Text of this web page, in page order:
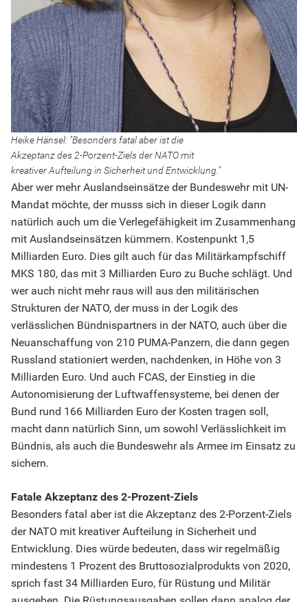
Heike Hänsel: "Besonders fatal aber ist die
Akzeptanz des 2-Porzent-Ziels der NATO mit
kreativer Aufteilung in Sicherheit und Entwicklung."
Aber wer mehr Auslandseinsätze der Bundeswehr mit UN-
Mandat möchte, der musss sich in dieser Logik dann
natürlich auch um die Verlegefähigkeit im Zusammenhang
mit Auslandseinsätzen kümmern. Kostenpunkt 1,5
Milliarden Euro. Dies gilt auch für das Militärkampfschiff
MKS 180, das mit 3 Milliarden Euro zu Buche schlägt. Und
wer auch nicht mehr raus will aus den militärischen
Strukturen der NATO, der muss in der Logik des
verlässlichen Bündnispartners in der NATO, auch über die
Neuanschaffung von 210 PUMA-Panzern, die dann gegen
Russland stationiert werden, nachdenken, in Höhe von 3
Milliarden Euro. Und auch FCAS, der Einstieg in die
Autonomisierung der Luftwaffensysteme, bei denen der
Bund rund 166 Milliarden Euro der Kosten tragen soll,
macht dann natürlich Sinn, um sowohl Verlässlichkeit im
Bündnis, als auch die Bundeswehr als Armee im Einsatz zu
sichern.
Fatale Akzeptanz des 2-Prozent-Ziels
Besonders fatal aber ist die Akzeptanz des 2-Porzent-Ziels
der NATO mit kreativer Aufteilung in Sicherheit und
Entwicklung. Dies würde bedeuten, dass wir regelmäßig
mindestens 1 Prozent des Bruttosozialprodukts von 2020,
sprich fast 34 Milliarden Euro, für Rüstung und Militär